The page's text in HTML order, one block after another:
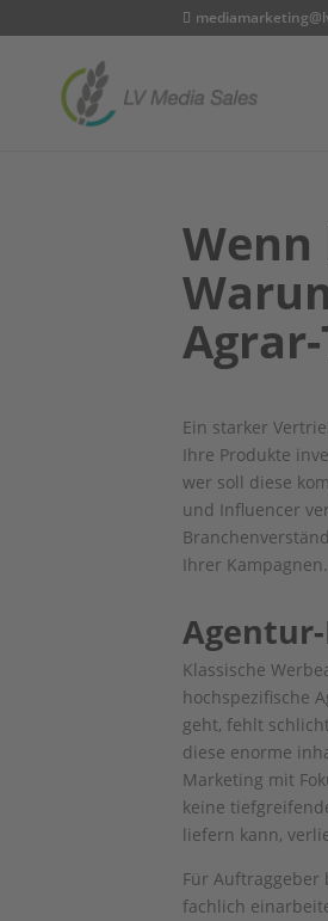
Ein starker
Ihre Produkte
wer soll diese
und Influencer
Ihrer Kampagnen.
Klassische
hochspezifische
geht, fehlt
diese enorme
Marketing mit
keine
liefern kann,
Für Auftraggeber
fachlich